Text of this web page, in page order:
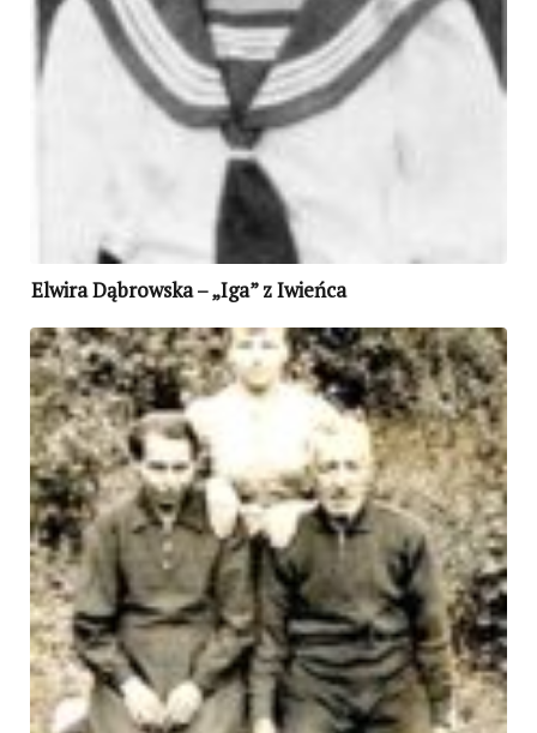
Elwira Dąbrowska – „Iga” z Iwieńca